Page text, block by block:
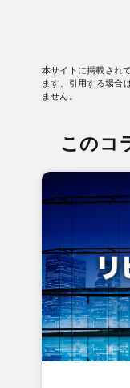
本サイトに掲載され
ます。引用する場合
ません。
このコ